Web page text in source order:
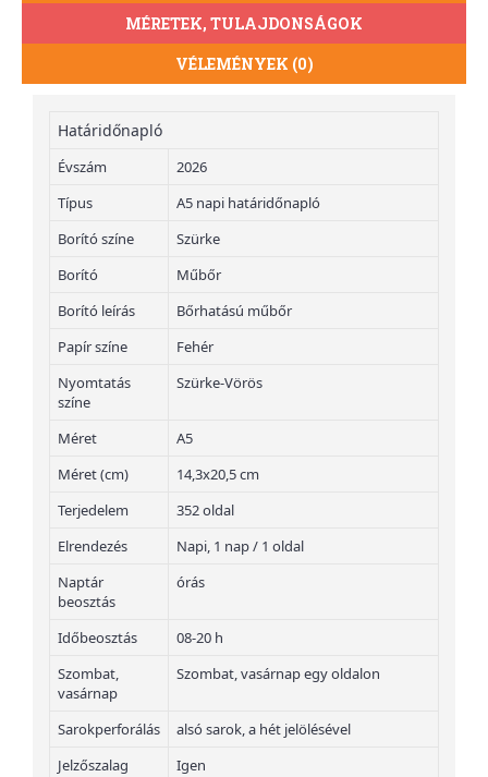
MÉRETEK, TULAJDONSÁGOK
VÉLEMÉNYEK (0)
Határidőnapló
Évszám
2026
Típus
A5 napi határidőnapló
Borító színe
Szürke
Borító
Műbőr
Borító leírás
Bőrhatású műbőr
Papír színe
Fehér
Nyomtatás
színe
Szürke-Vörös
Méret
A5
Méret (cm)
14,3x20,5 cm
Terjedelem
352 oldal
Elrendezés
Napi, 1 nap / 1 oldal
Naptár
beosztás
órás
Időbeosztás
08-20 h
Szombat,
vasárnap
Szombat, vasárnap egy oldalon
Sarokperforálás
alsó sarok, a hét jelölésével
Jelzőszalag
Igen